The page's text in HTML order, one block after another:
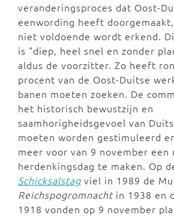
veranderingsproces dat Oost-
eenwording heeft
niet voldoende wordt erkend.
is "diep, heel snel en zonder
aldus de voorzitter. Zo heeft
procent van de Oost-Duitse
banen moeten zoeken. De
het historisch bewustzijn en
saamhorigheidsgevoel van
moeten worden gestimuleerd
meer voor van 9 november een
herdenkingsdag te maken. Op
Schicksalstag viel in 1989 de
Reichspogromnachtin 1938 en
1918 vonden op 9 november